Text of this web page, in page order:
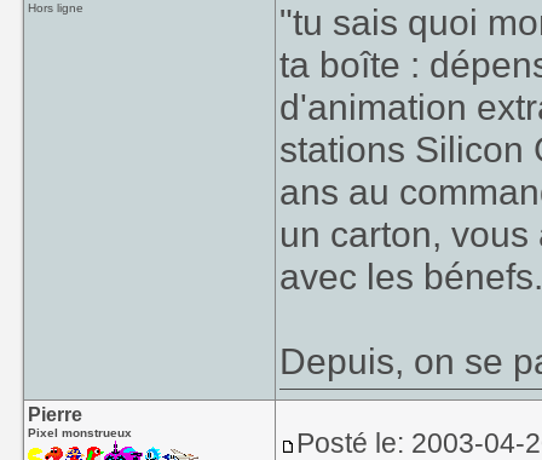
Hors ligne
"tu sais quoi
ta boîte :
d'animation
stations Silicon
ans au
un carton,
avec les
Depuis, on se
Pierre
Pixel monstrueux Posté le: 2003-04-